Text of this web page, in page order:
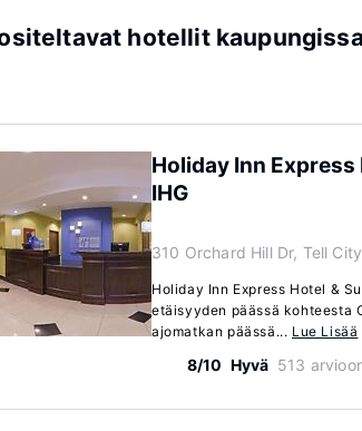
hotellit
Holiday Inn Express
IHG
310 Orchard Hill Dr, Tell
Holiday Inn Express Hotel &
etäisyyden päässä kohteesta
ajomatkan päässä... Lue Lisää
8/10 Hyvä 513